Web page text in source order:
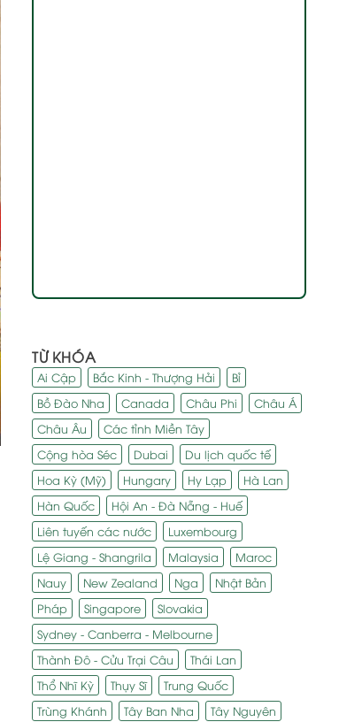
TỪ KHÓA
Ai Cập Bắc Kinh - Thượng Hải
Bỉ
Bồ Đào Nha
Canada Châu Phi
Châu Á
Châu Âu
Các tỉnh Miền Tây
Cộng hòa Séc
Dubai
Du lịch quốc tế
Hoa Kỳ (Mỹ)
Hungary Hy Lạp
Hà Lan
Hàn Quốc
Hội An - Đà Nẵng - Huế
Liên tuyến các nước
Luxembourg
Lệ Giang - Shangrila
Malaysia
Maroc
Nauy
New Zealand Nga
Nhật Bản
Pháp
Singapore
Slovakia
Sydney - Canberra - Melbourne
Thành Đô - Cửu Trại Câu
Thái Lan
Thổ Nhĩ Kỳ
Thụy Sĩ
Trung Quốc
Trùng Khánh
Tây Ban Nha
Tây Nguyên